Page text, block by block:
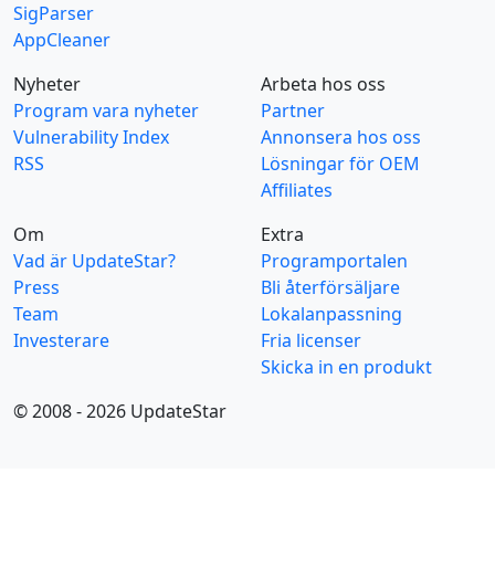
SigParser
AppCleaner
Nyheter
Program vara nyheter
Vulnerability Index
RSS
Arbeta hos oss
Partner
Annonsera hos oss
Lösningar för OEM
Affiliates
Om
Vad är UpdateStar?
Press
Team
Investerare
Extra
Programportalen
Bli återförsäljare
Lokalanpassning
Fria licenser
Skicka in en produkt
© 2008 - 2026 UpdateStar